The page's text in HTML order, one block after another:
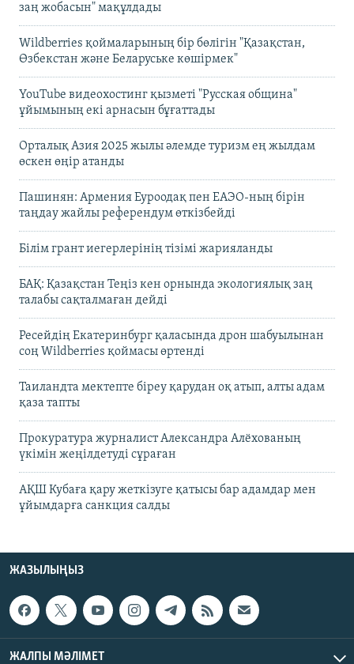
заң жобасын" мақұлдады
Wildberries қоймаларының бір бөлігін "Қазақстан,
Өзбекстан және Беларуське көшірмек"
YouTube видеохостинг қызметі "Русская община"
ұйымының екі арнасын бұғаттады
Орталық Азия 2025 жылы әлемде туризм ең жылдам
өскен өңір атанды
Пашинян: Армения Еуроодақ пен ЕАЭО-ның бірін
таңдау жайлы референдум өткізбейді
Білім грант иегерлерінің тізімі жарияланды
БАҚ: Қазақстан Теңіз кен орнында экологиялық заң
талабы сақталмаған дейді
Ресейдің Екатеринбург қаласында дрон шабуылынан
соң Wildberries қоймасы өртенді
Таиландта мектепте біреу қарудан оқ атып, алты адам
қаза тапты
Прокуратура журналист Александра Алёхованың
үкімін жеңілдетуді сұраған
АҚШ Кубаға қару жеткізуге қатысы бар адамдар мен
ұйымдарға санкция салды
ЖАЗЫЛЫҢЫЗ
ЖАЛПЫ МӘЛІМЕТ